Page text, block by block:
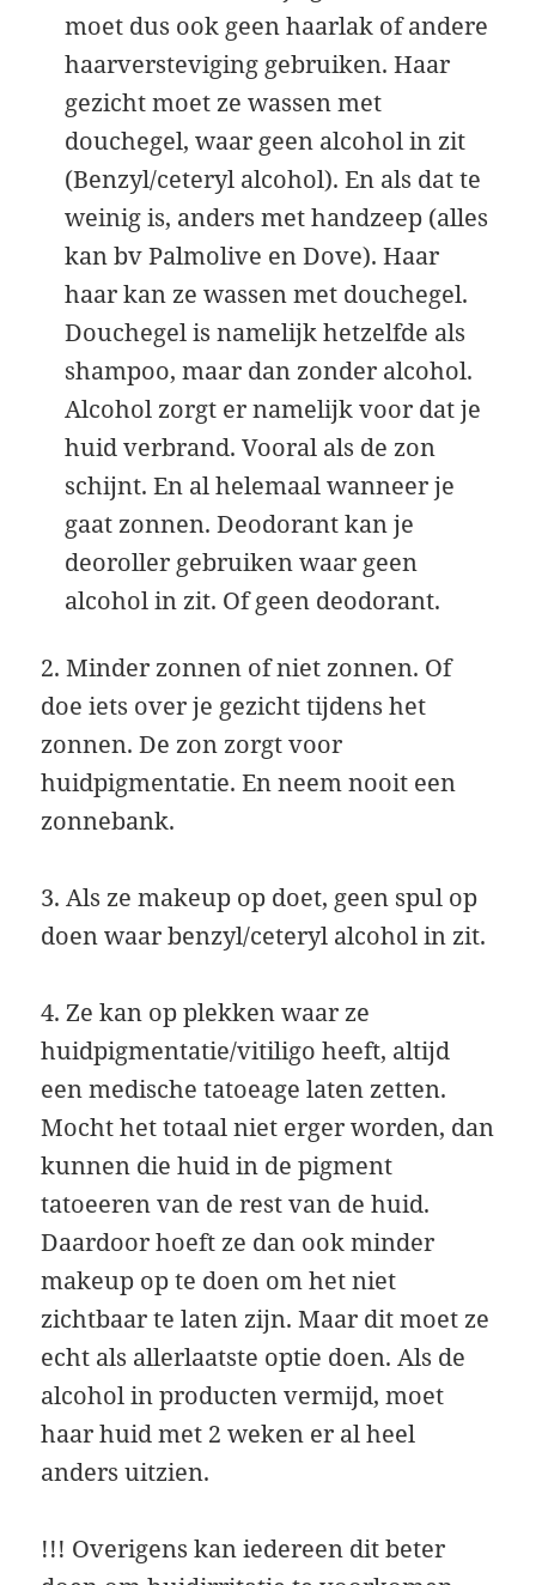
moet dus ook geen haarlak of andere
haarversteviging gebruiken. Haar
gezicht moet ze wassen met
douchegel, waar geen alcohol in zit
(Benzyl/ceteryl alcohol). En als dat te
weinig is, anders met handzeep (alles
kan bv Palmolive en Dove). Haar
haar kan ze wassen met douchegel.
Douchegel is namelijk hetzelfde als
shampoo, maar dan zonder alcohol.
Alcohol zorgt er namelijk voor dat je
huid verbrand. Vooral als de zon
schijnt. En al helemaal wanneer je
gaat zonnen. Deodorant kan je
deoroller gebruiken waar geen
alcohol in zit. Of geen deodorant.
2. Minder zonnen of niet zonnen. Of
doe iets over je gezicht tijdens het
zonnen. De zon zorgt voor
huidpigmentatie. En neem nooit een
zonnebank.
3. Als ze makeup op doet, geen spul op
doen waar benzyl/ceteryl alcohol in zit.
4. Ze kan op plekken waar ze
huidpigmentatie/vitiligo heeft, altijd
een medische tatoeage laten zetten.
Mocht het totaal niet erger worden, dan
kunnen die huid in de pigment
tatoeeren van de rest van de huid.
Daardoor hoeft ze dan ook minder
makeup op te doen om het niet
zichtbaar te laten zijn. Maar dit moet ze
echt als allerlaatste optie doen. Als de
alcohol in producten vermijd, moet
haar huid met 2 weken er al heel
anders uitzien.
!!! Overigens kan iedereen dit beter